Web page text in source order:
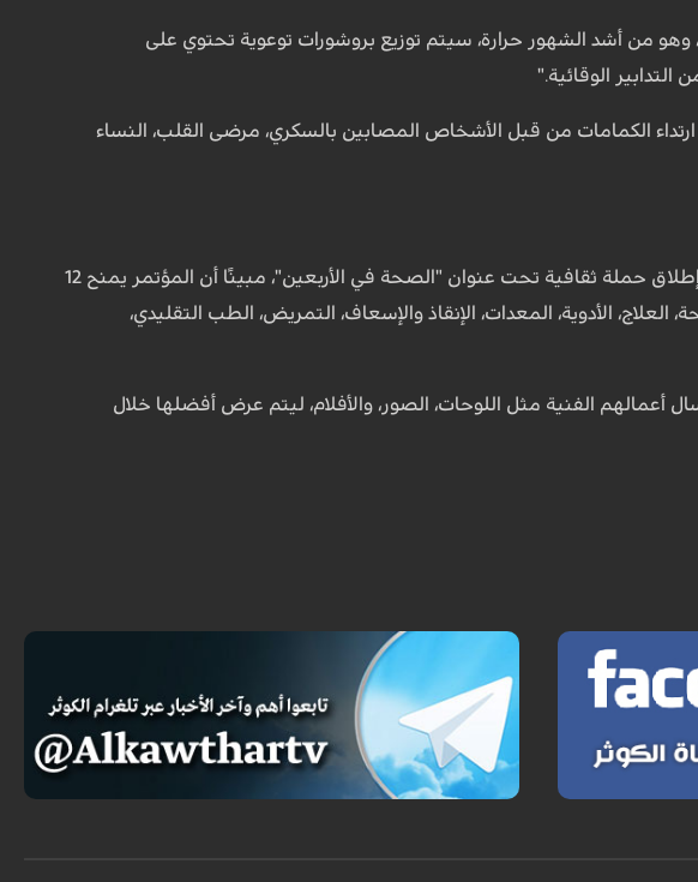
من أشد الشهور حرارة، سيتم توزيع بروشورات توعوية تحتوي على
الوقائية."
الكمامات من قبل الأشخاص المصابين بالسكري، مرضى القلب، النساء
من جهته، أشار الدكتور محمدرضا فرنقي زاده، الأمين التنفيذي للمؤتمر، إلى إطلاق حملة ثقافية تحت عنوان "الصحة في الأربعين"، مبينًا أن المؤتمر يمنح 12
من بينها: التغذية، الصحة، العلاج، الأدوية، المعدات، الإنقاذ والإسعاف، التمريض، الطب التقليدي،
أعمالهم الفنية مثل اللوحات، الصور، والأفلام، ليتم عرض أفضلها خلال